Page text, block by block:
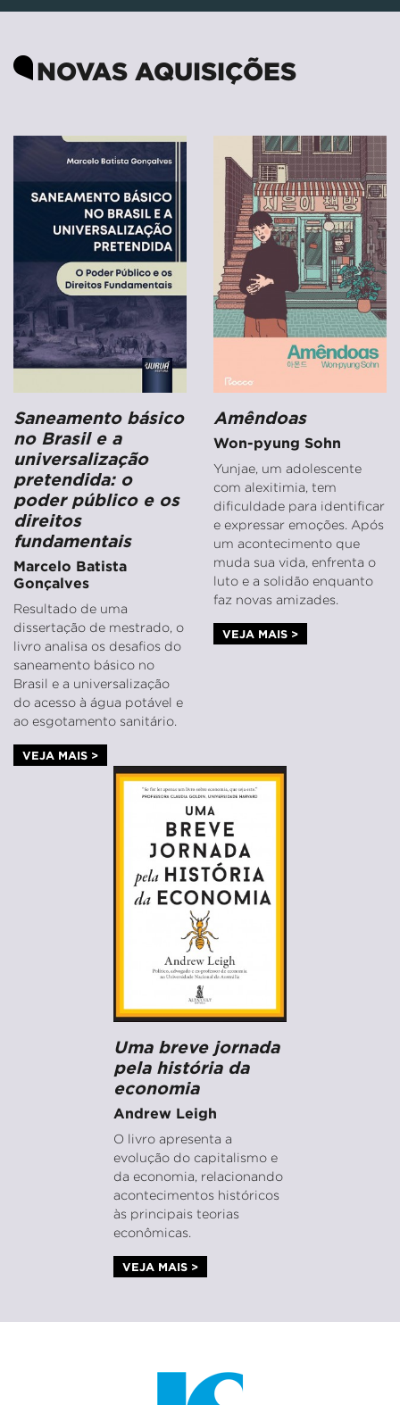
NOVAS AQUISIÇÕES
Saneamento básico
no Brasil e a
universalização
pretendida: o
poder público e os
direitos
fundamentais
Marcelo Batista
Gonçalves
Resultado de uma
dissertação de mestrado, o
livro analisa os desafios do
saneamento básico no
Brasil e a universalização
do acesso à água potável e
ao esgotamento sanitário.
VEJA MAIS >
Amêndoas
Won-pyung Sohn
Yunjae, um adolescente
com alexitimia, tem
dificuldade para identificar
e expressar emoções. Após
um acontecimento que
muda sua vida, enfrenta o
luto e a solidão enquanto
faz novas amizades.
VEJA MAIS >
Uma breve jornada
pela história da
economia
Andrew Leigh
O livro apresenta a
evolução do capitalismo e
da economia, relacionando
acontecimentos históricos
às principais teorias
econômicas.
VEJA MAIS >